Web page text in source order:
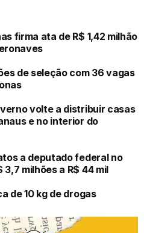
firma ata de R$ 1,42 milhão
de seleção com 36 vagas
volte a distribuir casas
e no interior do
a deputado federal no
milhões a R$ 44 mil
de 10 kg de drogas